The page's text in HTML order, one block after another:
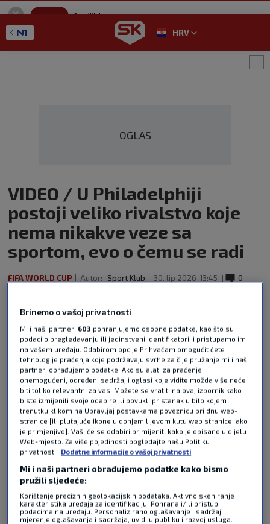
SportKlub
GET - On the Google Play
HRV
OGLAS
VIDEO / U Philadelphiji
postoji veliko rivalstvo koje
nema nikakve veze sa
sportom, evo o čemu se radi
FIFA WORLD CUP Autor: Sport Klub 30. lip 2026 13:45
0
Uoči nastupa Hrvatske u Philadelphije naš novinar
Vedran Babić je sa svojim kolegom s N1 televizije
Hrvojem Krešićem pripremio zanimljivu priču o
rivalstvu u tome gradu. Iako su u Sjevernu
Ameriku otišli vođeni sportom, ovo rivalstvo u
Philadelphiji nema nikakve veze s tim. Vedran i
Hrvoje pričali su o rivalstvu koje traje već 60
godina, a tiče se hrane. Naime, u Philadelphiji u
istoj ulici postoje dva restorana koja su posebni
po sendvičima sa sirom i govedinom. Riječ je o
Pat's Steaks i Geno's Steaks pa su naši novinari
probali sendvič iz svakog restorana kako bi
ocijenili koji je bolji. Što su odlučili pogledajte u
kratkom prilogu. Pročitaj više
Brinemo o vašoj privatnosti
Mi i naši partneri 603 pohranjujemo osobne podatke, kao što su
podaci o pregledavanju ili jedinstveni identifikatori, i pristupamo im
na vašem uređaju. Odabirom opcije Prihvaćam omogućit ćete
tehnologije praćenja koje podržavaju svrhe za čije pružanje mi i naši
partneri obrađujemo podatke. Ako su alati za praćenje
onemogućeni, određeni sadržaj i oglasi koje vidite možda više neće
biti toliko relevantni za vas. Možete se vratiti na ovaj izbornik kako
biste izmijenili svoje odabire ili povukli pristanak u bilo kojem
trenutku klikom na Upravljaj postavkama poveznicu pri dnu web-
stranice [ili plutajuće ikone u donjem lijevom kutu web stranice, ako
je primjenjivo]. Vaši će se odabiri primijeniti kako je opisano u dijelu
Web-mjesto. Za više pojedinosti pogledajte našu Politiku
privatnosti. Dodatne informacije o vašoj privatnosti
Mi i naši partneri obrađujemo podatke kako bismo
pružili sljedeće:
Korištenje preciznih geolokacijskih podataka. Aktivno skeniranje
karakteristika uređaja za identifikaciju. Pohrana i/ili pristup
podacima na uređaju. Personalizirano oglašavanje i sadržaj,
mjerenje oglašavanja i sadržaja, uvidi u publiku i razvoj usluga.